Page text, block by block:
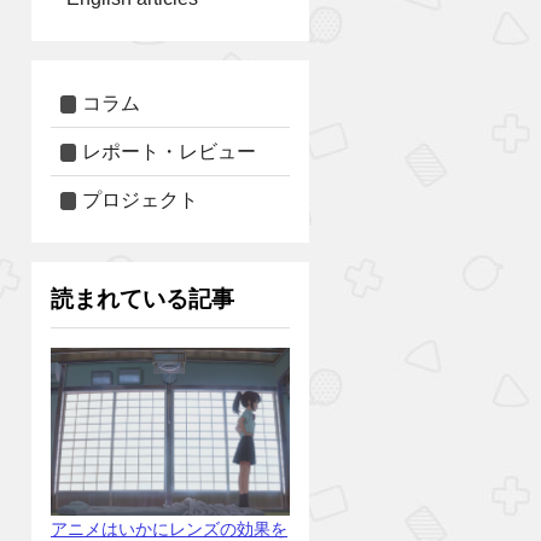
コラム
レポート・レビュー
プロジェクト
読まれている記事
アニメはいかにレンズの効果を